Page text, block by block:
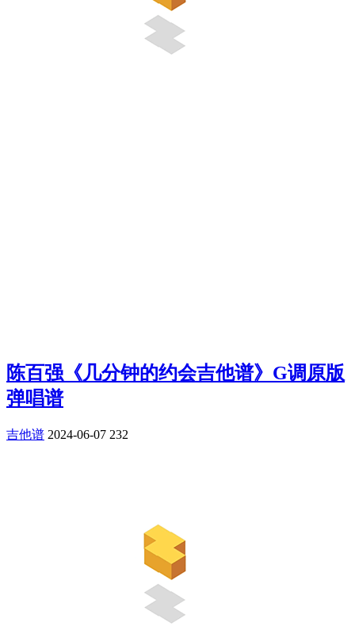
陈百强《几分钟的约会吉他谱》G调原版
弹唱谱
吉他谱 2024-06-07 232